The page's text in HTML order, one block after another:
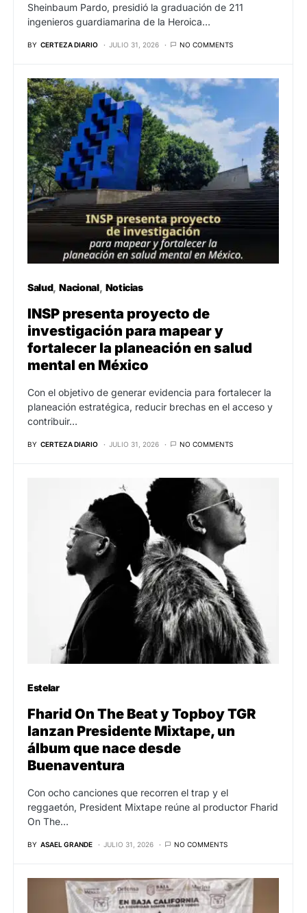
Sheinbaum Pardo, presidió la graduación de 211
ingenieros guardiamarina de la Heroica…
BY CERTEZA DIARIO JULIO 31, 2026 NO COMMENTS
Salud Nacional Noticias
INSP presenta proyecto de
investigación para mapear y
fortalecer la planeación en salud
mental en México
Con el objetivo de generar evidencia para fortalecer la
planeación estratégica, reducir brechas en el acceso y
contribuir…
BY CERTEZA DIARIO JULIO 31, 2026 NO COMMENTS
Estelar
Fharid On The Beat y Topboy TGR
lanzan Presidente Mixtape, un
álbum que nace desde
Buenaventura
Con ocho canciones que recorren el trap y el
reggaetón, President Mixtape reúne al productor Fharid
On The…
BY ASAEL GRANDE JULIO 31, 2026 NO COMMENTS